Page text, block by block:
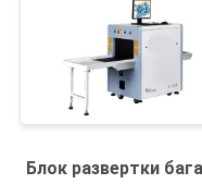
Блок развертки